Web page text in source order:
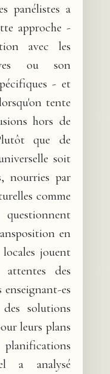
panélistes a
approche -
avec les
ves ou son
- et
tente
hors de
que de
soit
nourries par
comme
en
jouent
des
es
solutions
leurs plans
a analysé